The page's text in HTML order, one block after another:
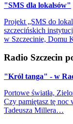
"SMS dla lokalsów"
Projekt „SMS do
szczecińskich
w Szczecinie, Domu
Radio Szczecin
"Król tanga" - w
Portowe światła,
Czy pamiętasz tę
Tadeusza Millera…